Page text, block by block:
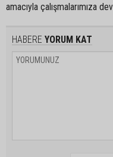
amacıyla çalışmalarımıza
HABERE YORUM KAT